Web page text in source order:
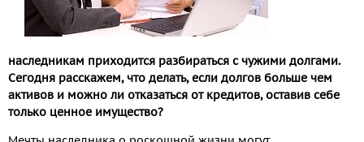
наследникам приходится разбираться с чужими долгами.
Сегодня расскажем, что делать, если долгов больше чем
активов и можно ли отказаться от кредитов, оставив себе
только ценное имущество?